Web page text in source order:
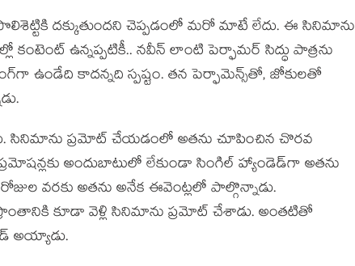
దక్కుతుందని చెప్పడంలో మరో మాటే లేదు. ఈ సినిమాను
ఉన్నప్పటికీ.. నవీన్ లాంటి పెర్ఫామర్ సిద్ధు పాత్రను
ఉండేది కాదన్నది స్పష్టం. తన పెర్ఫామెన్స్‌తో, జోకులతో
సినిమాను ప్రమోట్ చేయడంలో అతను చూపించిన చొరవ
అందుబాటులో లేకుండా సింగిల్ హ్యాండెడ్‌గా అతను
వరకు అతను అనేక ఈవెంట్లలో పాల్గొన్నాడు.
కూడా వెళ్లి సినిమాను ప్రమోట్ చేశాడు. అంతటితో
అయ్యాడు.